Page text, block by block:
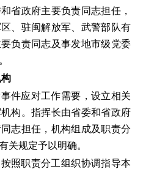
省政府主要负责同志担任，
、驻闽解放军、武警部队有
负责同志及事发地市级党委
件应对工作需要，设立相关
构。指挥长由省委和省政府
志担任，机构组成及职责分
关规定予以明确。
照职责分工组织协调指导本